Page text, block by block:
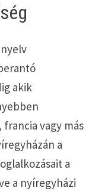
akik
vagy más
a
a
a nyíregyházi